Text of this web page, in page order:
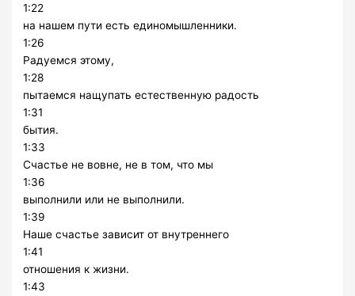
1:22
на нашем пути есть единомышленники.
1:26
Радуемся этому,
1:28
пытаемся нащупать естественную радость
1:31
бытия.
1:33
Счастье не вовне, не в том, что мы
1:36
выполнили или не выполнили.
1:39
Наше счастье зависит от внутреннего
1:41
отношения к жизни.
1:43